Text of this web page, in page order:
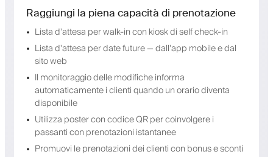
Raggiungi la piena capacità di prenotazione
Lista d'attesa per walk-in con kiosk di self check-in
Lista d'attesa per date future — dall'app mobile e dal
sito web
Il monitoraggio delle modifiche informa
automaticamente i clienti quando un orario diventa
disponibile
Utilizza poster con codice QR per coinvolgere i
passanti con prenotazioni istantanee
Promuovi le prenotazioni dei clienti con bonus e sconti